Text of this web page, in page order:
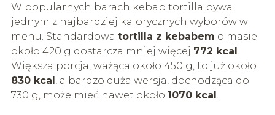
W popularnych barach kebab tortilla bywa
jednym z najbardziej kalorycznych wyborów w
menu. Standardowa tortilla z kebabem o masie
około 420 g dostarcza mniej więcej 772 kcal.
Większa porcja, ważąca około 450 g, to już około
830 kcal, a bardzo duża wersja, dochodząca do
730 g, może mieć nawet około 1070 kcal.